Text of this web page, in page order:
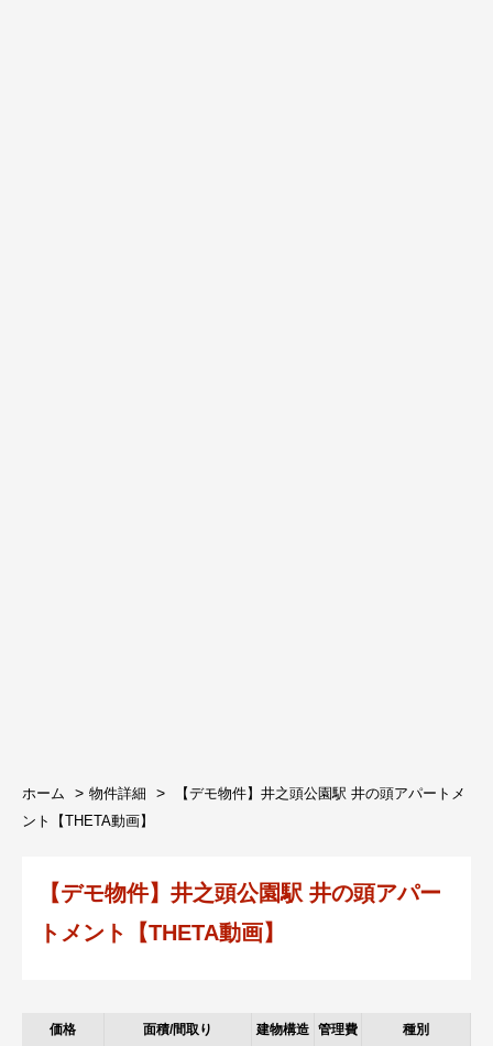
ホーム 物件詳細
【デモ物件】井之頭公園駅 井の頭アパートメ
ント【THETA動画】
【デモ物件】井之頭公園駅 井の頭アパー
トメント【THETA動画】
価格 面積/間取り 建物構造 管理費 種別